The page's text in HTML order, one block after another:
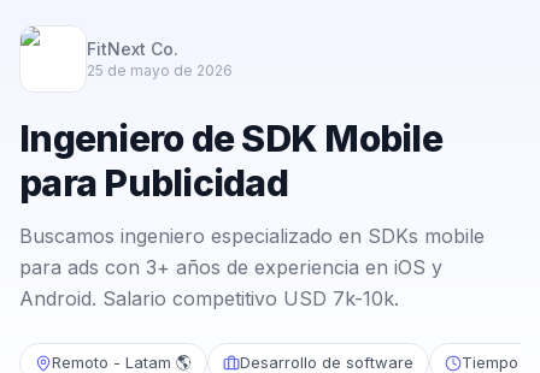
Calculadora Freelance
FitNext Co.
25 de mayo de 2026
Ingeniero de SDK Mobile
para Publicidad
Buscamos ingeniero especializado en SDKs mobile
para ads con 3+ años de experiencia en iOS y
Android. Salario competitivo USD 7k-10k.
Remoto - Latam 🌎 Desarrollo de software Tiempo